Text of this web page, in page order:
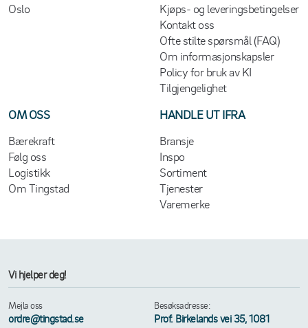
Oslo
Kjøps- og leveringsbetingelser
Kontakt oss
Ofte stilte spørsmål (FAQ)
Om informasjonskapsler
Policy for bruk av KI
Tilgjengelighet
OM OSS
Bærekraft
Følg oss
Logistikk
Om Tingstad
HANDLE UT IFRA
Bransje
Inspo
Sortiment
Tjenester
Varemerke
Vi hjelper deg!
Mejla oss
ordre@tingstad.se
Besøksadresse:
Prof. Birkelands vei 35, 1081